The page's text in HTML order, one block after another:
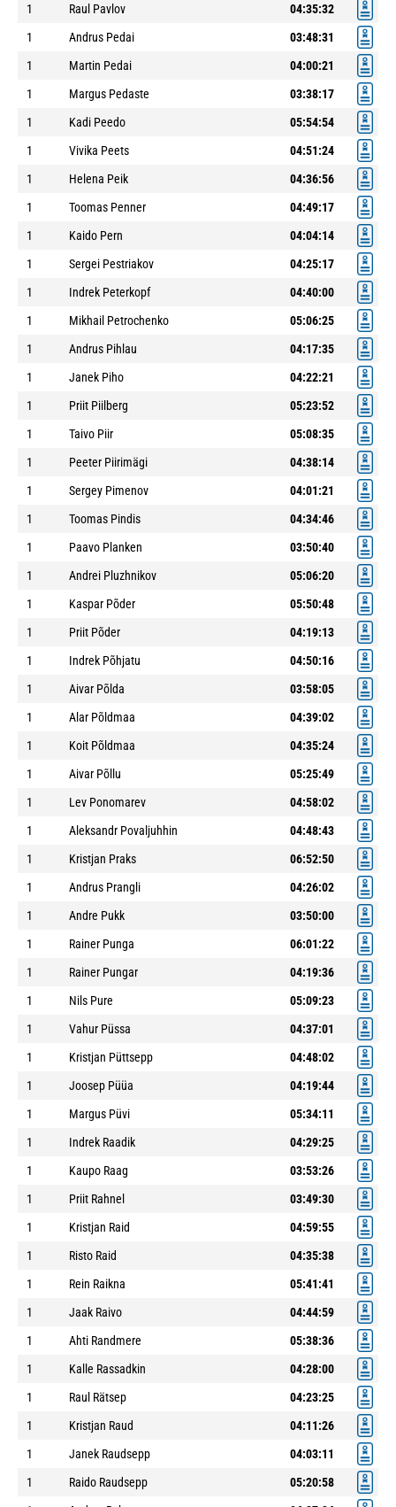
1
Raul Pavlov
04:35:32
1
Andrus Pedai
03:48:31
1
Martin Pedai
04:00:21
1
Margus Pedaste
03:38:17
1
Kadi Peedo
05:54:54
1
Vivika Peets
04:51:24
1
Helena Peik
04:36:56
1
Toomas Penner
04:49:17
1
Kaido Pern
04:04:14
1
Sergei Pestriakov
04:25:17
1
Indrek Peterkopf
04:40:00
1
Mikhail Petrochenko
05:06:25
1
Andrus Pihlau
04:17:35
1
Janek Piho
04:22:21
1
Priit Piilberg
05:23:52
1
Taivo Piir
05:08:35
1
Peeter Piirimägi
04:38:14
1
Sergey Pimenov
04:01:21
1
Toomas Pindis
04:34:46
1
Paavo Planken
03:50:40
1
Andrei Pluzhnikov
05:06:20
1
Kaspar Põder
05:50:48
1
Priit Põder
04:19:13
1
Indrek Põhjatu
04:50:16
1
Aivar Põlda
03:58:05
1
Alar Põldmaa
04:39:02
1
Koit Põldmaa
04:35:24
1
Aivar Põllu
05:25:49
1
Lev Ponomarev
04:58:02
1
Aleksandr Povaljuhhin
04:48:43
1
Kristjan Praks
06:52:50
1
Andrus Prangli
04:26:02
1
Andre Pukk
03:50:00
1
Rainer Punga
06:01:22
1
Rainer Pungar
04:19:36
1
Nils Pure
05:09:23
1
Vahur Püssa
04:37:01
1
Kristjan Püttsepp
04:48:02
1
Joosep Püüa
04:19:44
1
Margus Püvi
05:34:11
1
Indrek Raadik
04:29:25
1
Kaupo Raag
03:53:26
1
Priit Rahnel
03:49:30
1
Kristjan Raid
04:59:55
1
Risto Raid
04:35:38
1
Rein Raikna
05:41:41
1
Jaak Raivo
04:44:59
1
Ahti Randmere
05:38:36
1
Kalle Rassadkin
04:28:00
1
Raul Rätsep
04:23:25
1
Kristjan Raud
04:11:26
1
Janek Raudsepp
04:03:11
1
Raido Raudsepp
05:20:58